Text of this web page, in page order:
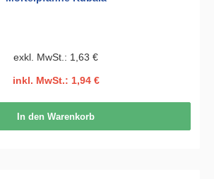
exkl. MwSt.: 1,63 €
inkl. MwSt.: 1,94 €
In den Warenkorb